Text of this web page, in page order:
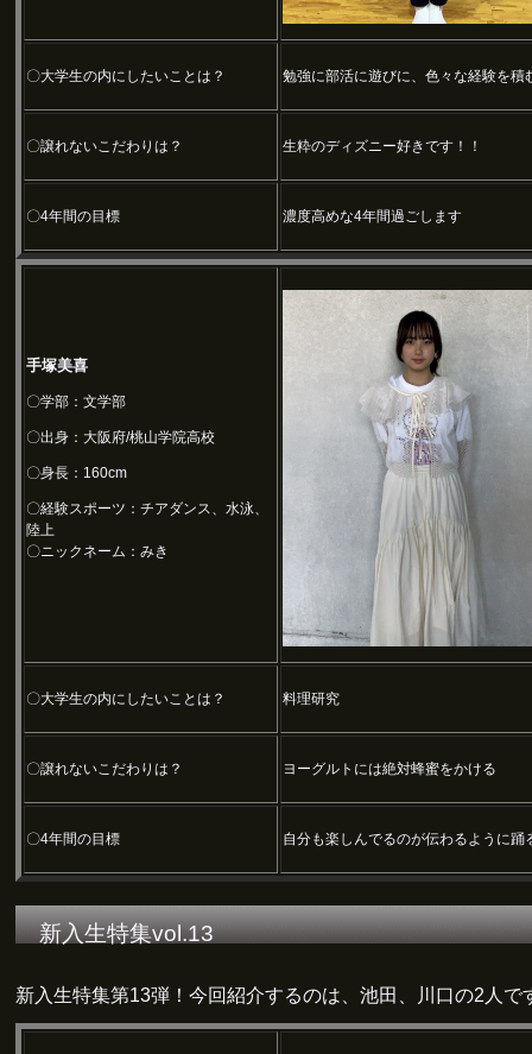
〇大学生の内にしたいことは？ 勉強に部活に遊びに、色々な経験を積
〇譲れないこだわりは？ 生粋のディズニー好きです！！
〇4年間の目標 濃度高めな4年間過ごします
手塚美喜
〇学部：文学部
〇出身：大阪府/桃山学院高校
〇身長：160cm
〇経験スポーツ：チアダンス、水泳、
陸上
〇ニックネーム：みき
〇大学生の内にしたいことは？ 料理研究
〇譲れないこだわりは？ ヨーグルトには絶対蜂蜜をかける
〇4年間の目標 自分も楽しんでるのが伝わるように踊
新入生特集vol.13
新入生特集第13弾！今回紹介するのは、池田、川口の2人で